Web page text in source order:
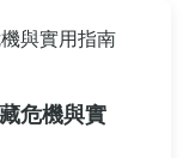
危機與實